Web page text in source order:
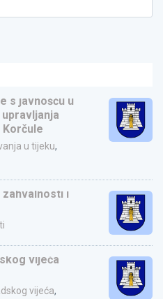
s javnošću u
u tijeku,
zahvalnosti i
vijeća
vijeća,